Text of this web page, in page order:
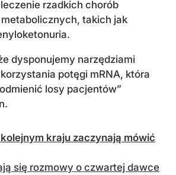
rzadkich chorób
takich jak
dysponujemy narzędziami
potęgi mRNA, która
losy pacjentów”
kraju zaczynają mówić
się rozmowy o czwartej dawce